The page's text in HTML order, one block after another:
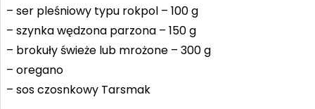
– ser pleśniowy typu rokpol – 100 g
– szynka wędzona parzona – 150 g
– brokuły świeże lub mrożone – 300 g
– oregano
– sos czosnkowy Tarsmak